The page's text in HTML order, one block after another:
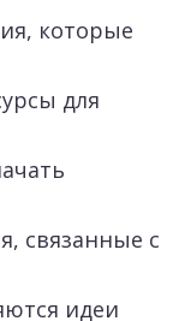
которые
для
связанные с
идеи